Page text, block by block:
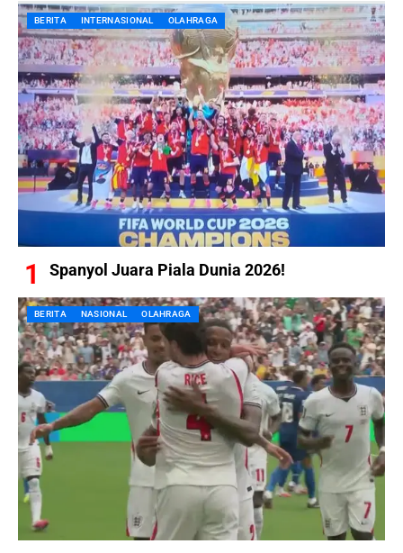
BERITA INTERNASIONAL OLAHRAGA
Spanyol Juara Piala Dunia 2026!
BERITA NASIONAL OLAHRAGA